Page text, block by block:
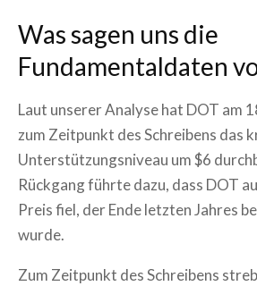
Was sagen uns die
Fundamentaldaten
Laut unserer Analyse hat DOT am
zum Zeitpunkt des Schreibens das
Unterstützungsniveau um $6
Rückgang führte dazu, dass DOT
Preis fiel, der Ende letzten Jahres
wurde.
Zum Zeitpunkt des Schreibens